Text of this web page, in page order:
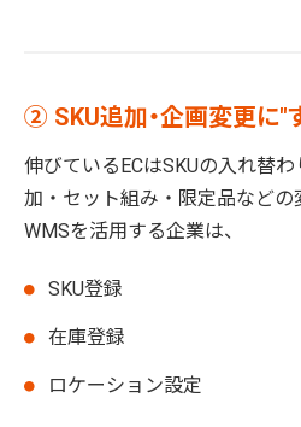
② SKU追加・企画変更に"
伸びているECはSKUの入れ替
加・セット組み・限定品などの
WMSを活用する企業は、
SKU登録
在庫登録
ロケーション設定